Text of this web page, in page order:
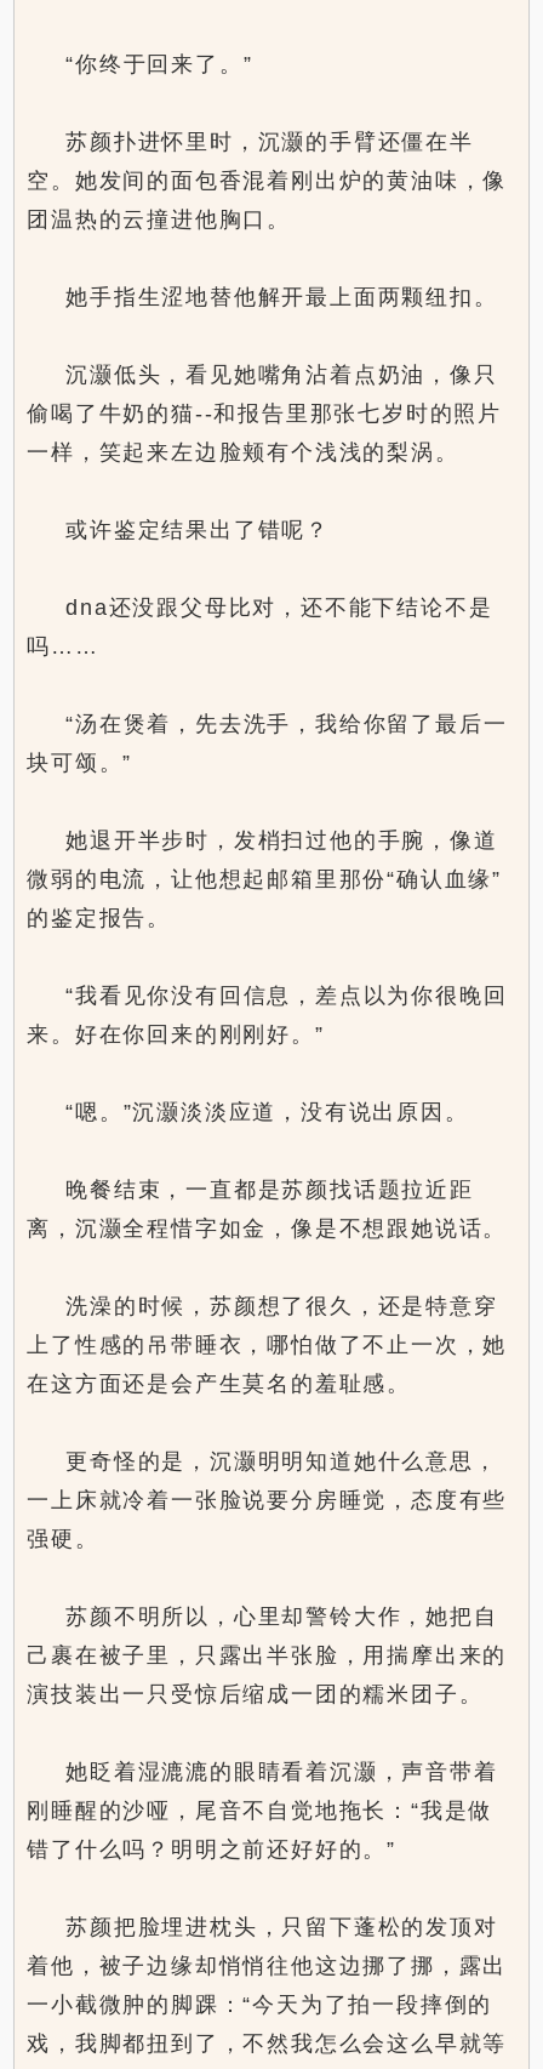
“你终于回来了。”
苏颜扑进怀里时，沉灏的手臂还僵在半
空。她发间的面包香混着刚出炉的黄油味，像
团温热的云撞进他胸口。
她手指生涩地替他解开最上面两颗纽扣。
沉灏低头，看见她嘴角沾着点奶油，像只
偷喝了牛奶的猫--和报告里那张七岁时的照片
一样，笑起来左边脸颊有个浅浅的梨涡。
或许鉴定结果出了错呢？
dna还没跟父母比对，还不能下结论不是
吗……
“汤在煲着，先去洗手，我给你留了最后一
块可颂。”
她退开半步时，发梢扫过他的手腕，像道
微弱的电流，让他想起邮箱里那份“确认血缘”
的鉴定报告。
“我看见你没有回信息，差点以为你很晚回
来。好在你回来的刚刚好。”
“嗯。”沉灏淡淡应道，没有说出原因。
晚餐结束，一直都是苏颜找话题拉近距
离，沉灏全程惜字如金，像是不想跟她说话。
洗澡的时候，苏颜想了很久，还是特意穿
上了性感的吊带睡衣，哪怕做了不止一次，她
在这方面还是会产生莫名的羞耻感。
更奇怪的是，沉灏明明知道她什么意思，
一上床就冷着一张脸说要分房睡觉，态度有些
强硬。
苏颜不明所以，心里却警铃大作，她把自
己裹在被子里，只露出半张脸，用揣摩出来的
演技装出一只受惊后缩成一团的糯米团子。
她眨着湿漉漉的眼睛看着沉灏，声音带着
刚睡醒的沙哑，尾音不自觉地拖长：“我是做
错了什么吗？明明之前还好好的。”
苏颜把脸埋进枕头，只留下蓬松的发顶对
着他，被子边缘却悄悄往他这边挪了挪，露出
一小截微肿的脚踝：“今天为了拍一段摔倒的
戏，我脚都扭到了，不然我怎么会这么早就等